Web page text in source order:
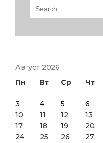
Search
Август 2026
Пн
Вт Ср Чт
3
4 5 6
10
11 12 13
17
18 19 20
24
25 26 27